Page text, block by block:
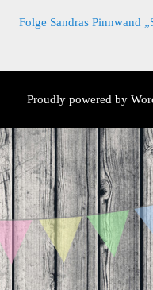
Folge Sandras Pinnwand
Proudly powered by